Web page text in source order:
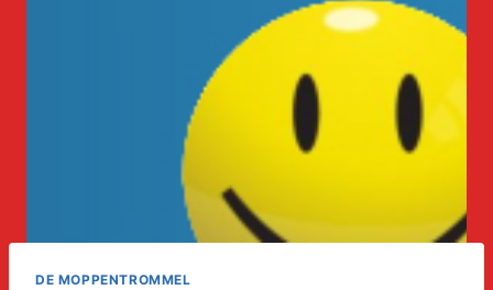
DE MOPPENTROMMEL